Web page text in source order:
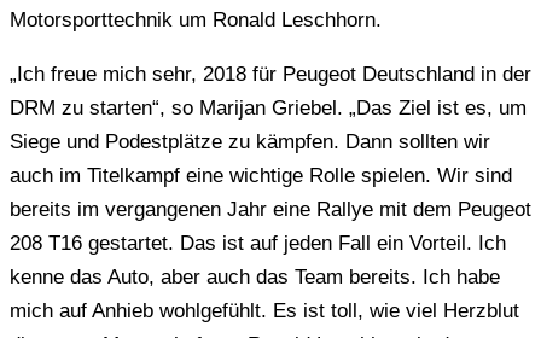
Motorsporttechnik um Ronald Leschhorn.
„Ich freue mich sehr, 2018 für Peugeot Deutschland in der
DRM zu starten“, so Marijan Griebel. „Das Ziel ist es, um
Siege und Podestplätze zu kämpfen. Dann sollten wir
auch im Titelkampf eine wichtige Rolle spielen. Wir sind
bereits im vergangenen Jahr eine Rallye mit dem Peugeot
208 T16 gestartet. Das ist auf jeden Fall ein Vorteil. Ich
kenne das Auto, aber auch das Team bereits. Ich habe
mich auf Anhieb wohlgefühlt. Es ist toll, wie viel Herzblut